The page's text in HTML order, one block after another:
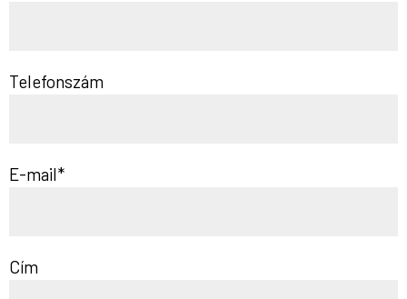
Telefonszám
E-mail*
Cím